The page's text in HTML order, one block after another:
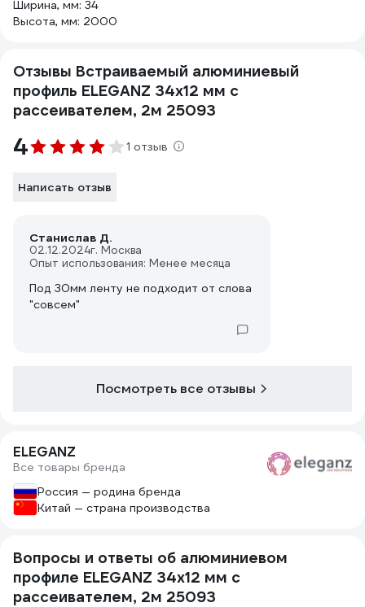
Ширина, мм: 34
Высота, мм: 2000
Отзывы Встраиваемый алюминиевый
профиль ELEGANZ 34x12 мм с
рассеивателем, 2м 25093
4 1 отзыв
Написать отзыв
Станислав Д.
02.12.2024г. Москва
Опыт использования: Менее месяца
Под 30мм ленту не подходит от слова
"совсем"
Посмотреть все отзывы
ELEGANZ
Все товары бренда
Россия — родина бренда
Китай — страна производства
Вопросы и ответы об алюминиевом
профиле ELEGANZ 34x12 мм с
рассеивателем, 2м 25093